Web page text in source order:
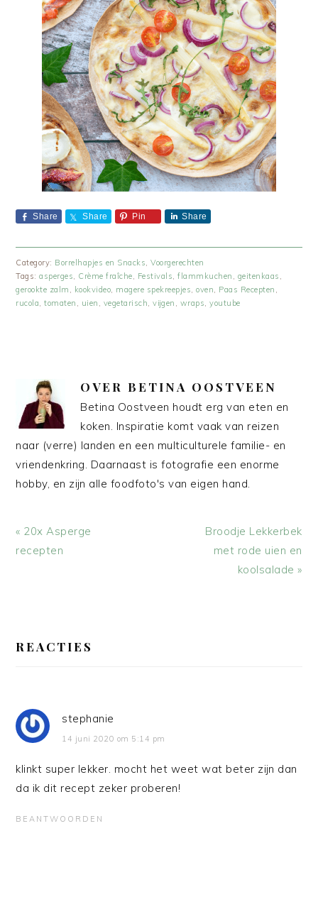
Share Share Pin Share
Category: Borrelhapjes en Snacks,Voorgerechten
Tags:asperges, Crème fraîche, Festivals,flammkuchen , geitenkaas ,
gerookte zalm , kookvideo, magere spekreepjes,oven, Paas Recepten ,
rucola,tomaten , uien , vegetarisch,vijgen , wraps,youtube
OVER BETINA OOSTVEEN
Betina Oostveen houdt erg van eten en
koken. Inspiratie komt vaak van reizen
naar (verre) landen en een multiculturele familie- en
vriendenkring. Daarnaast is fotografie een enorme
hobby, en zijn alle foodfoto's van eigen hand.
Vorig
bericht:
« 20x Asperge
recepten
Volgend
bericht:
Broodje Lekkerbek
met rode uien en
koolsalade »
INTERACTIES
REACTIES
stephanie
14 juni 2020 om 5:14 pm
klinkt super lekker. mocht het weet wat beter zijn dan
da ik dit recept zeker proberen!
BEANTWOORDEN